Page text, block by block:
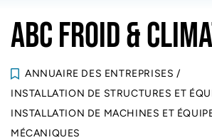
ABC FROID &
ANNUAIRE DES ENTREPRISES /
INSTALLATION DE STRUCTURES ET
INSTALLATION DE MACHINES ET
MÉCANIQUES